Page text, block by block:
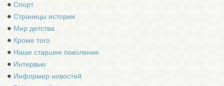
Спорт
Страницы истории
Мир детства
Кроме того
Наше старшее поколение
Интервью
Информер новостей